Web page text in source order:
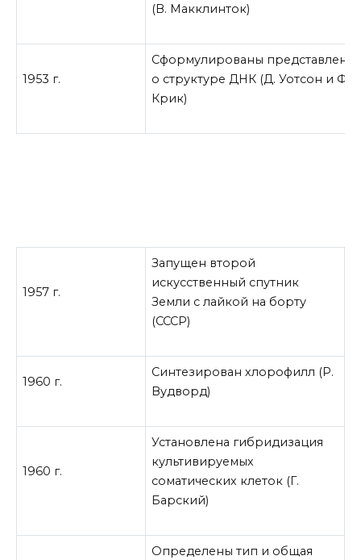
(В. Макклинток)
1953 г.
Сформулированы
о структуре ДНК (Д. Уотсон и Ф.
Крик)
1957 г.
Запущен второй
искусственный спутник
Земли с лайкой на борту
(СССР)
1960 г.
Синтезирован хлорофилл (Р.
Вудворд)
1960 г.
Установлена гибридизация
культивируемых
соматических клеток (Г.
Барский)
Определены тип и общая